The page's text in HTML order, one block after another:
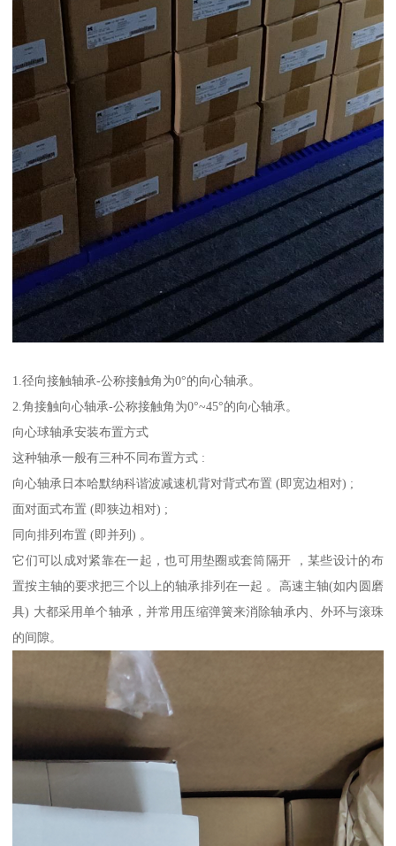
1.径向接触轴承-公称接触角为0°的向心轴承。
2.角接触向心轴承-公称接触角为0°~45°的向心轴承。
向心球轴承安装布置方式
这种轴承一般有三种不同布置方式 :
向心轴承日本哈默纳科谐波减速机背对背式布置 (即宽边相对) ;
面对面式布置 (即狭边相对) ;
同向排列布置 (即并列) 。
它们可以成对紧靠在一起，也可用垫圈或套筒隔开 ，某些设计的布
置按主轴的要求把三个以上的轴承排列在一起 。高速主轴(如内圆磨
具) 大都采用单个轴承，并常用压缩弹簧来消除轴承内、外环与滚珠
的间隙。